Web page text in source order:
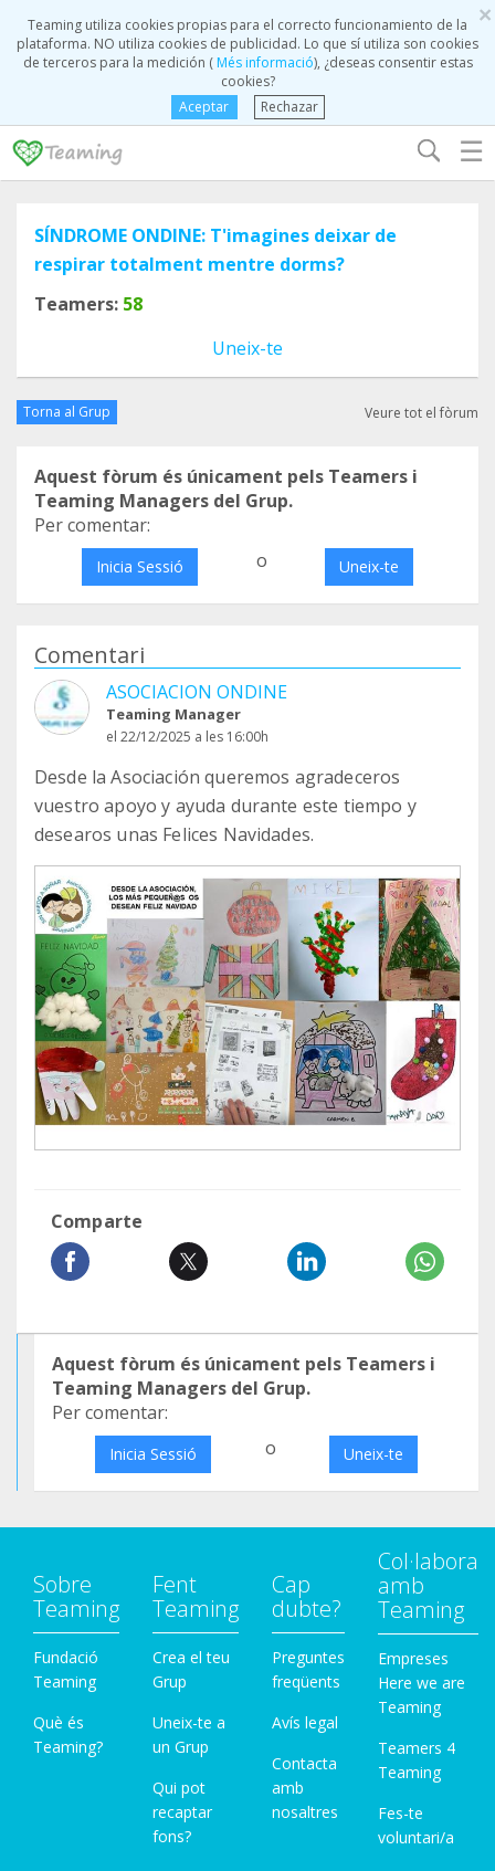
×
Teaming utiliza cookies propias para el correcto funcionamiento de la
plataforma. NO utiliza cookies de publicidad. Lo que sí utiliza son cookies
de terceros para la medición (Més informació), ¿deseas consentir estas
cookies?
Aceptar
Rechazar
☰
SÍNDROME ONDINE: T'imagines deixar de
respirar totalment mentre dorms?
Teamers: 58
Uneix-te
Torna al Grup Veure tot el fòrum
Aquest fòrum és únicament pels Teamers i
Teaming Managers del Grup.
Per comentar:
Inicia Sessió o Uneix-te
Comentari
ASOCIACION ONDINE
Teaming Manager
el 22/12/2025 a les 16:00h
Desde la Asociación queremos agradeceros
vuestro apoyo y ayuda durante este tiempo y
desearos unas Felices Navidades.
Comparte
Aquest fòrum és únicament pels Teamers i
Teaming Managers del Grup.
Per comentar:
Inicia Sessió o Uneix-te
Sobre
Teaming
Fundació
Teaming
Què és
Teaming?
Fent
Teaming
Crea el teu
Grup
Uneix-te a
un Grup
Qui pot
recaptar
fons?
Cap
dubte?
Preguntes
freqüents
Avís legal
Contacta
amb
nosaltres
Col·labora
amb
Teaming
Empreses
Here we are
Teaming
Teamers 4
Teaming
Fes-te
voluntari/a